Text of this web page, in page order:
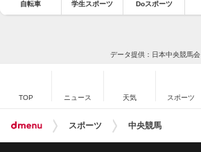
自転車 学生スポーツ Doスポーツ
データ提供：日本中央競馬会
TOP ニュース 天気 スポーツ
スポーツ 中央競馬